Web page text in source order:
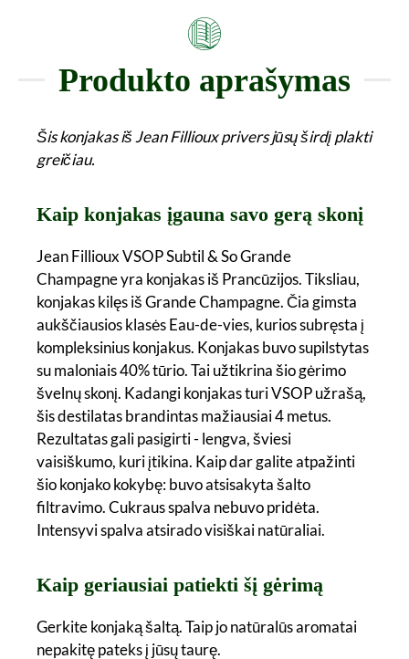
Produkto aprašymas
Šis konjakas iš Jean Fillioux privers jūsų širdį plakti
greičiau.
Kaip konjakas įgauna savo gerą skonį
Jean Fillioux VSOP Subtil & So Grande
Champagne yra konjakas iš Prancūzijos. Tiksliau,
konjakas kilęs iš Grande Champagne. Čia gimsta
aukščiausios klasės Eau-de-vies, kurios subręsta į
kompleksinius konjakus. Konjakas buvo supilstytas
su maloniais 40% tūrio. Tai užtikrina šio gėrimo
švelnų skonį. Kadangi konjakas turi VSOP užrašą,
šis destilatas brandintas mažiausiai 4 metus.
Rezultatas gali pasigirti - lengva, šviesi
vaisiškumo, kuri įtikina. Kaip dar galite atpažinti
šio konjako kokybę: buvo atsisakyta šalto
filtravimo. Cukraus spalva nebuvo pridėta.
Intensyvi spalva atsirado visiškai natūraliai.
Kaip geriausiai patiekti šį gėrimą
Gerkite konjaką šaltą. Taip jo natūralūs aromatai
nepakitę pateks į jūsų taurę.